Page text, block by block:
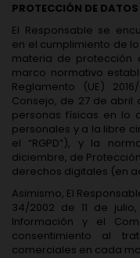
PROTECCIÓN DE DATOS
El Responsable se
en el cumplimiento de
materia de protección
marco normativo
Reglamento (UE)
Consejo, de 27 de abril
personas físicas en lo
personales y a la libre
el “RGPD”), y la
diciembre, de
derechos digitales (en
Asimismo, El
34/2002 de 11 de
Información y el
consentimiento al
comerciales en cada